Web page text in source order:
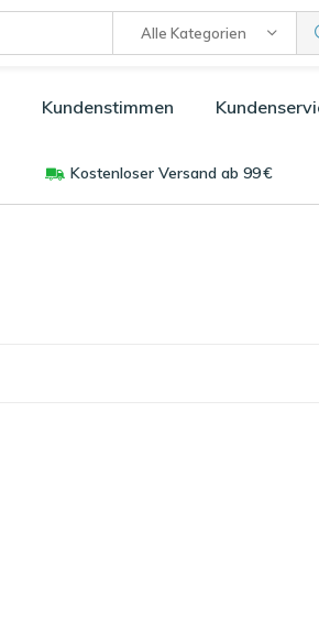
Alle Kategorien
Kundenstimmen
Kostenloser Versand ab 99 €